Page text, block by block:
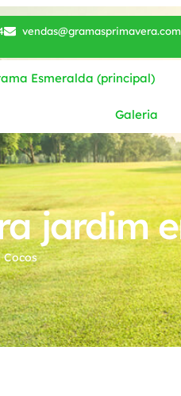
Esmeralda (principal)
Galeria
jardim